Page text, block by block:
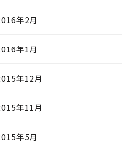
年2月
年1月
年12月
年11月
年5月